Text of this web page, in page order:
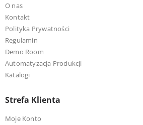
O nas
Kontakt
Polityka Prywatności
Regulamin
Demo Room
Automatyzacja Produkcji
Katalogi
Strefa Klienta
Moje Konto